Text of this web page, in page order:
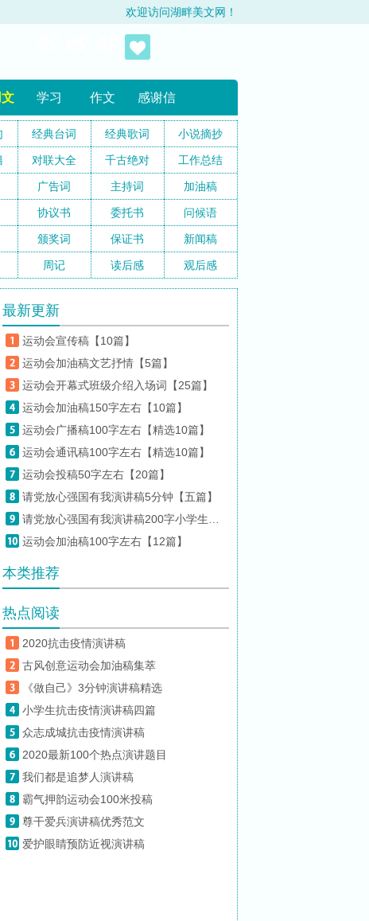
欢迎访问湖畔美文网！
学习 作文 感谢信
经典台词 经典歌词 小说摘抄
对联大全 千古绝对 工作总结
广告词 主持词 加油稿
协议书 委托书 问候语
颁奖词 保证书 新闻稿
周记 读后感 观后感
最新更新
运动会宣传稿【10篇】
运动会加油稿文艺抒情【5篇】
运动会开幕式班级介绍入场词【25篇】
运动会加油稿150字左右【10篇】
运动会广播稿100字左右【精选10篇】
运动会通讯稿100字左右【精选10篇】
运动会投稿50字左右【20篇】
请党放心强国有我演讲稿5分钟【五篇】
运动会加油稿100字左右【12篇】
本类推荐
热点阅读
2020抗击疫情演讲稿
古风创意运动会加油稿集萃
《做自己》3分钟演讲稿精选
小学生抗击疫情演讲稿四篇
众志成城抗击疫情演讲稿
2020最新100个热点演讲题目
我们都是追梦人演讲稿
霸气押韵运动会100米投稿
尊干爱兵演讲稿优秀范文
爱护眼睛预防近视演讲稿